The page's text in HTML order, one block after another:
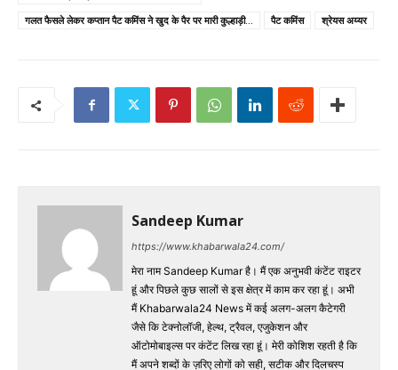
गलत फैसले लेकर कप्तान पैट कमिंस ने खुद के पैर पर मारी कुल्हाड़ी...
पैट कमिंस श्रेयस अय्यर
Sandeep Kumar
https://www.khabarwala24.com/
मेरा नाम Sandeep Kumar है। मैं एक अनुभवी कंटेंट राइटर
हूं और पिछले कुछ सालों से इस क्षेत्र में काम कर रहा हूं। अभी
मैं Khabarwala24 News में कई अलग-अलग कैटेगरी
जैसे कि टेक्नोलॉजी, हेल्थ, ट्रैवल, एजुकेशन और
ऑटोमोबाइल्स पर कंटेंट लिख रहा हूं। मेरी कोशिश रहती है कि
मैं अपने शब्दों के ज़रिए लोगों को सही, सटीक और दिलचस्प